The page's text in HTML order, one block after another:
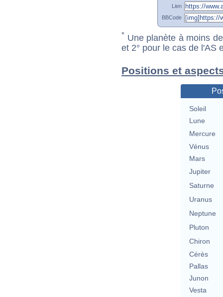
Lien
BBCode
* Une planète à moins
et 2° pour le cas de l'AS
Positions et
Soleil
Lune
Mercure
Vénus
Mars
Jupiter
Saturne
Uranus
Neptune
Pluton
Chiron
Cérès
Pallas
Junon
Vesta